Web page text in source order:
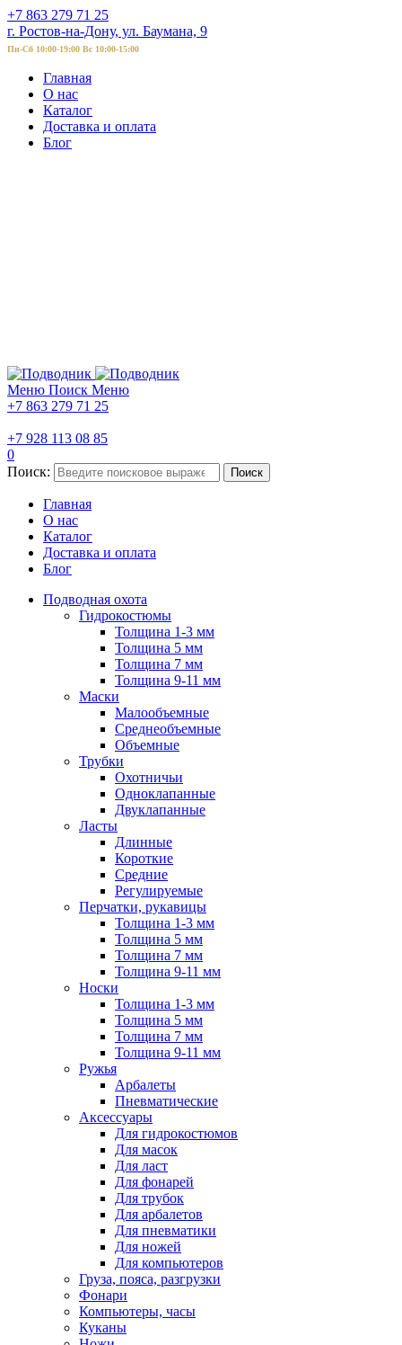
+7 863 279 71 25
г. Ростов-на-Дону, ул. Баумана, 9
Пн-Сб 10:00-19:00 Вс 10:00-15:00
Главная
О нас
Каталог
Доставка и оплата
Блог
Меню Поиск Меню
+7 863 279 71 25
+7 928 113 08 85
0
Поиск:
Поиск
Главная
О нас
Каталог
Доставка и оплата
Блог
Подводная охота
Гидрокостюмы
Толщина 1-3 мм
Толщина 5 мм
Толщина 7 мм
Толщина 9-11 мм
Маски
Малообъемные
Среднеобъемные
Объемные
Трубки
Охотничьи
Одноклапанные
Двуклапанные
Ласты
Длинные
Короткие
Средние
Регулируемые
Перчатки, рукавицы
Толщина 1-3 мм
Толщина 5 мм
Толщина 7 мм
Толщина 9-11 мм
Носки
Толщина 1-3 мм
Толщина 5 мм
Толщина 7 мм
Толщина 9-11 мм
Ружья
Арбалеты
Пневматические
Аксессуары
Для гидрокостюмов
Для масок
Для ласт
Для фонарей
Для трубок
Для арбалетов
Для пневматики
Для ножей
Для компьютеров
Груза, пояса, разгрузки
Фонари
Компьютеры, часы
Куканы